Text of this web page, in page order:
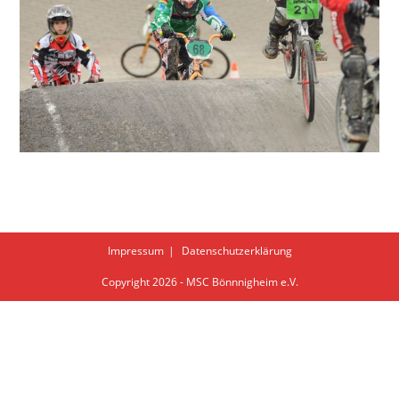
Impressum Datenschutzerklärung
Copyright 2026 - MSC Bönnnigheim e.V.